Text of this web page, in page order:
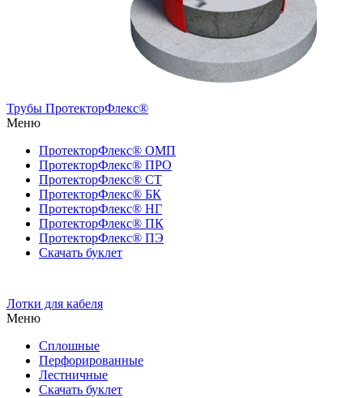
Трубы ПротекторФлекс®
Меню
ПротекторФлекс® ОМП
ПротекторФлекс® ПРО
ПротекторФлекс® СТ
ПротекторФлекс® БК
ПротекторФлекс® НГ
ПротекторФлекс® ПК
ПротекторФлекс® ПЭ
Скачать буклет
Лотки для кабеля
Меню
Сплошные
Перфорированные
Лестничные
Скачать буклет